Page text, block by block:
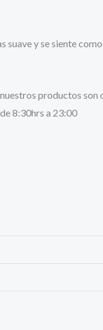
suave y se siente
productos
8:30hrs a 23:00